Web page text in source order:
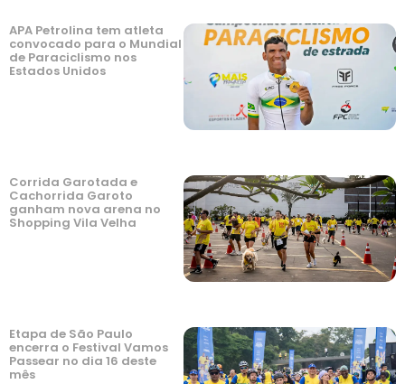
APA Petrolina tem atleta
convocado para o Mundial
de Paraciclismo nos
Estados Unidos
Corrida Garotada e
Cachorrida Garoto
ganham nova arena no
Shopping Vila Velha
Etapa de São Paulo
encerra o Festival Vamos
Passear no dia 16 deste
mês